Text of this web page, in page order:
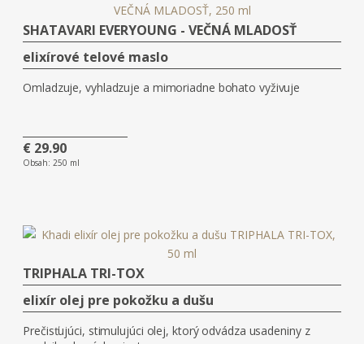
SHATAVARI EVERYOUNG - VEČNÁ MLADOSŤ
elixírové telové maslo
Omladzuje, vyhladzuje a mimoriadne bohato vyživuje
€ 29.90
Obsah: 250 ml
TRIPHALA TRI-TOX
elixír olej pre pokožku a dušu
Prečisťujúci, stimulujúci olej, ktorý odvádza usadeniny z